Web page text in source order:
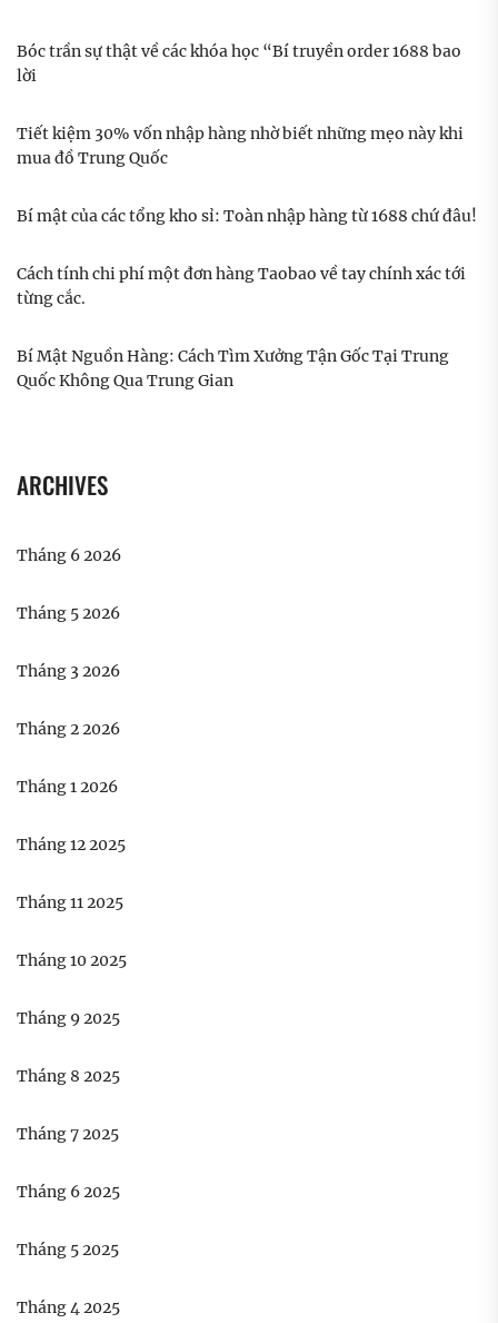
Bóc trần sự thật về các khóa học “Bí truyền order 1688 bao
lời
Tiết kiệm 30% vốn nhập hàng nhờ biết những mẹo này khi
mua đồ Trung Quốc
Bí mật của các tổng kho sỉ: Toàn nhập hàng từ 1688 chứ đâu!
Cách tính chi phí một đơn hàng Taobao về tay chính xác tới
từng cắc.
Bí Mật Nguồn Hàng: Cách Tìm Xưởng Tận Gốc Tại Trung
Quốc Không Qua Trung Gian
ARCHIVES
Tháng 6 2026
Tháng 5 2026
Tháng 3 2026
Tháng 2 2026
Tháng 1 2026
Tháng 12 2025
Tháng 11 2025
Tháng 10 2025
Tháng 9 2025
Tháng 8 2025
Tháng 7 2025
Tháng 6 2025
Tháng 5 2025
Tháng 4 2025